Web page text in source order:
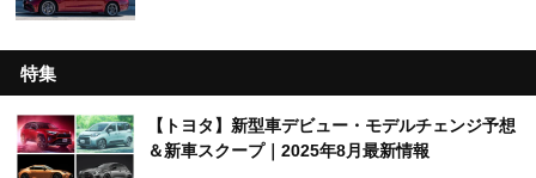
特集
【トヨタ】新型車デビュー・モデルチェンジ予想
＆新車スクープ｜2025年8月最新情報